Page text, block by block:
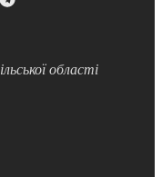
області